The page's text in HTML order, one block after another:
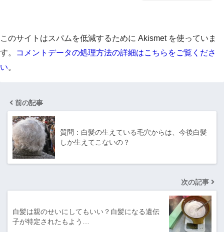
このサイトはスパムを低減するために Akismet を使っていま
す。
コメントデータの処理方法の詳細はこちらをご覧くださ
い。
前の記事
質問：白髪の生えている毛穴からは、今後白髪
しか生えてこないの？
次の記事
白髪は親のせいにしてもいい？白髪になる遺伝
子が特定されたもよう…